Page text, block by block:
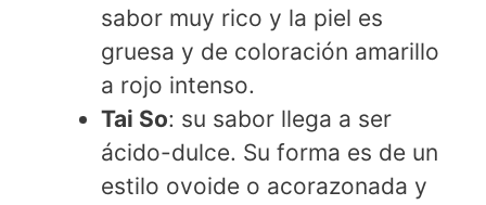
sabor muy rico y la piel es
gruesa y de coloración amarillo
a rojo intenso.
Tai So: su sabor llega a ser
ácido-dulce. Su forma es de un
estilo ovoide o acorazonada y